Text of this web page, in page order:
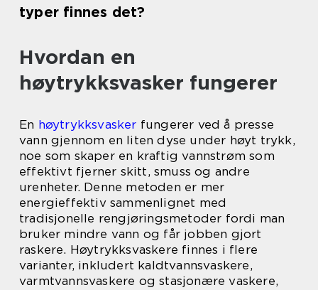
typer finnes det?
Hvordan en
høytrykksvasker fungerer
En høytrykksvasker fungerer ved å presse
vann gjennom en liten dyse under høyt trykk,
noe som skaper en kraftig vannstrøm som
effektivt fjerner skitt, smuss og andre
urenheter. Denne metoden er mer
energieffektiv sammenlignet med
tradisjonelle rengjøringsmetoder fordi man
bruker mindre vann og får jobben gjort
raskere. Høytrykksvaskere finnes i flere
varianter, inkludert kaldtvannsvaskere,
varmtvannsvaskere og stasjonære vaskere,